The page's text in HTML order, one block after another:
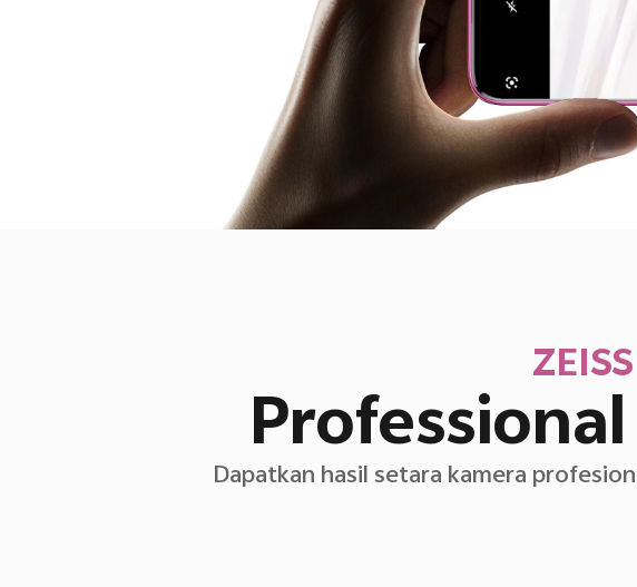
Dapatkan hasil setara kamera